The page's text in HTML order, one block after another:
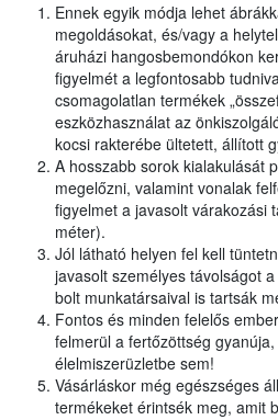
Ennek egyik módja lehet
megoldásokat, és/vagy a
áruházi hangosbemondókon
figyelmét a legfontosabb
csomagolatlan termékek
eszközhasználat az
kocsi rakterébe ültetett, állított
A hosszabb sorok kialakulását
megelőzni, valamint vonalak
figyelmet a javasolt várakozási
méter).
Jól látható helyen fel kell
javasolt személyes távolságot
bolt munkatársaival is tartsák
Fontos és minden felelős
felmerül a fertőzöttség
élelmiszerüzletbe sem!
Vásárláskor még egészséges
termékeket érintsék meg, amit